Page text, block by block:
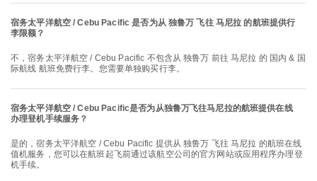
宿务太平洋航空 / Cebu Pacific 是否为从 独鲁万 飞往 马尼拉 的航班提供行
李限额？
不，宿务太平洋航空 / Cebu Pacific 不包含从 独鲁万 前往 马尼拉 的 国内 & 国
际航线 航班免费行李。您需要单独购买行李。
宿务太平洋航空 / Cebu Pacific是否为从独鲁万飞往马尼拉的航班提供在线
办理登机手续服务？
是的，宿务太平洋航空 / Cebu Pacific 提供从 独鲁万 飞往 马尼拉 的航班在线
值机服务，您可以在航班起飞前通过该航空公司的官方网站或应用程序办理登
机手续。